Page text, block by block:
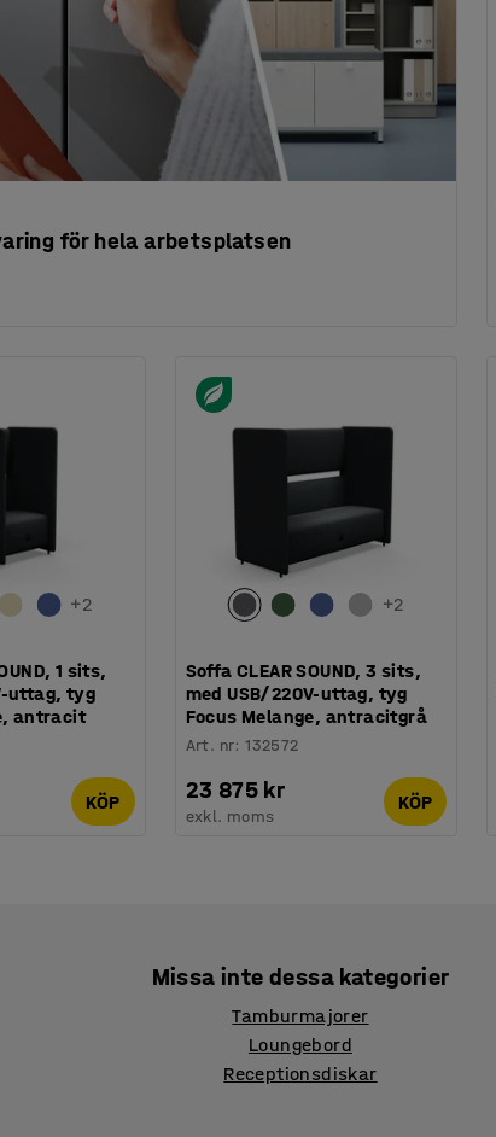
för hela arbetsplatsen
+2
1 sits,
uttag, tyg
antracit
KÖP
+2
Soffa CLEAR SOUND, 3 sits,
med USB/220V-uttag, tyg
Focus Melange, antracitgrå
Art. nr:132572
23 875 kr
exkl. moms
KÖP
Missa inte dessa kategorier
Tamburmajorer
Loungebord
Receptionsdiskar